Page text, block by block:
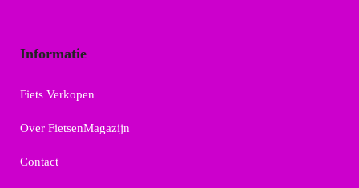
Informatie
Fiets Verkopen
Over FietsenMagazijn
Contact